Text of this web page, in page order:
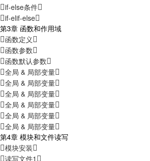
if-else条件
if-elif-else
第3章 函数和作用域
函数定义
函数参数
函数默认参数
全局 & 局部变量
全局 & 局部变量
全局 & 局部变量
全局 & 局部变量
全局 & 局部变量
全局 & 局部变量
第4章 模块和文件读写
模块安装
读写文件1